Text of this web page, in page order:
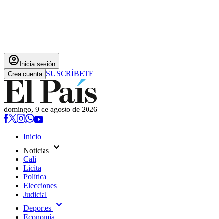
account_circle Inicia sesión
Crea cuenta SUSCRÍBETE
domingo, 9 de agosto de 2026
Inicio
Noticias expand_more
Cali
Licita
Política
Elecciones
Judicial
Deportes expand_more
Economía